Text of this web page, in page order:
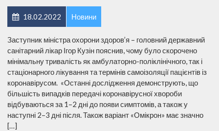
18.02.2022 Новини
Заступник міністра охорони здоров’я – головний державний
санітарний лікар Ігор Кузін пояснив, чому було скорочено
мінімальну тривалість як амбулаторно-поліклінічного, так і
стаціонарного лікування та термінів самоізоляції пацієнтів із
коронавірусом. «Останні дослідження демонструють, що
більшість випадків передачі коронавірусної хвороби
відбуваються за 1–2 дні до появи симптомів, а також у
наступні 2–3 дні після. Також варіант «Омікрон» має значно
[…]